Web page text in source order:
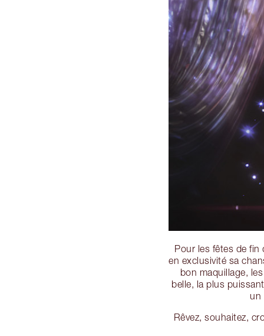
Pour les fêtes de
en exclusivité sa
bon maquillage,
belle, la plus
un
Rêvez, souhaitez,